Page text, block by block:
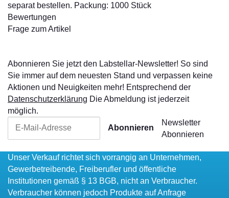
separat bestellen. Packung: 1000 Stück
Bewertungen
Frage zum Artikel
Abonnieren Sie jetzt den Labstellar-Newsletter! So sind
Sie immer auf dem neuesten Stand und verpassen keine
Aktionen und Neuigkeiten mehr! Entsprechend der
Datenschutzerklärung Die Abmeldung ist jederzeit
möglich.
Abonnieren
Newsletter
Abonnieren
Unser Verkauf richtet sich vorrangig an Unternehmen,
Gewerbetreibende, Freiberufler und öffentliche
Institutionen gemäß § 13 BGB, nicht an Verbraucher.
Verbraucher können jedoch Produkte auf Anfrage